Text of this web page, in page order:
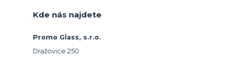
Kde nás najdete
Promo Glass, s.r.o.
Dražovice 250